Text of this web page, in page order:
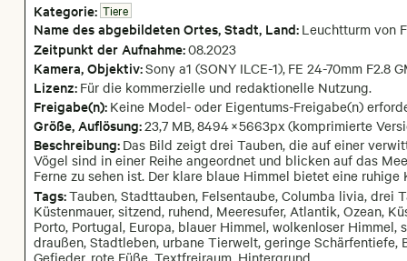
Kategorie: Tiere
Name des abgebildeten Ortes,Stadt, Land: Leuchtturm von
Zeitpunkt der Aufnahme:08.2023
Kamera, Objektiv:Sony a1 (SONY ILCE-1), FE 24-70mm F2.8
Lizenz: Für die kommerzielle und redaktionelle Nutzung.
Freigabe(n): Keine Model- oder Eigentums-Freigabe(n)
Größe, Auflösung:23,7 MB,8494×5663px (komprimierte
Beschreibung: Das Bild zeigt drei Tauben, die auf einer
Vögel sind in einer Reihe angeordnet und blicken auf das
Ferne zu sehen ist. Der klare blaue Himmel bietet eine ruhige
Tags:Tauben, Stadttauben, Felsentaube, Columba livia, drei
Küstenmauer, sitzend, ruhend, Meeresufer, Atlantik, Ozean,
Porto, Portugal, Europa, blauer Himmel, wolkenloser
draußen, Stadtleben, urbane Tierwelt, geringe Schärfentiefe,
Gefieder, rote Füße, Textfreiraum, Hintergrund